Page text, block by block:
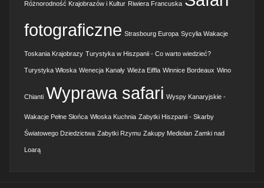
Różnorodność Krajobrazów i Kultur Riwiera Francuska
fotograficzne Strasbourg Europa Sycylia Wakacje
Toskania Krajobrazy Turystyka w Hiszpanii - Co warto wiedzieć?
Turystyka Włoska Wenecja Kanały Wieża Eiffla Winnice Bordeaux Wino
Chianti Wyprawa safari Wyspy Kanaryjskie -
Wakacje Pełne Słońca Włoska Kuchnia Zabytki Hiszpanii - Skarby
Światowego Dziedzictwa Zabytki Rzymu Zakupy Mediolan Zamki nad
Loarą